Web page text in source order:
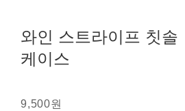
와인 스트라이프 칫솔
케이스
9,500원